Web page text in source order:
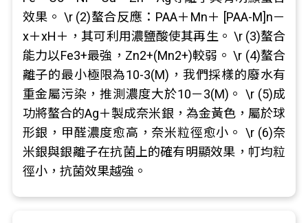
效果。 \r (2)螯合反應：PAA＋Mn＋ [PAA-M]n－
x＋xH＋，其可利用濃鹽酸使其再生。 \r (3)螯合
能力以Fe3+最強，Zn2+(Mn2+)較弱。 \r (4)螯合
離子的最小極限為10-3(M)，我們採樣的廢水有
重金屬污染，推測濃度大於10－3(M)。 \r (5)成
功將螯合的Ag＋製成奈米銀，為金黃色，屬於球
形銀，甲醛濃度愈高，奈米粒徑愈小。 \r (6)奈
米銀與銀離子在抗菌上的確有明顯效果，帄均粒
徑小，抗菌效果越強。